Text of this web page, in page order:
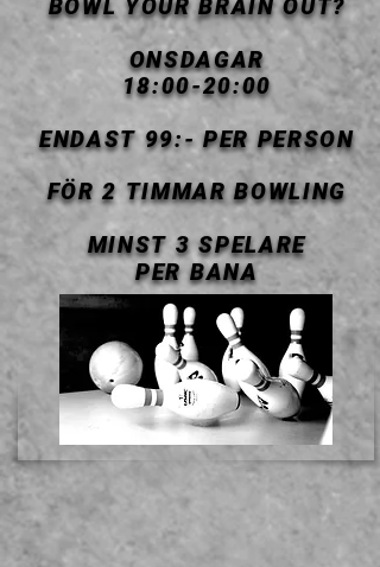
BOWL YOUR BRAIN OUT?
ONSDAGAR
18:00-20:00
ENDAST 99:- PER PERSON
FÖR 2 TIMMAR BOWLING
MINST 3 SPELARE
PER BANA
BOWL YOUR BRAIN OUT?
ONSDAGAR
18:00-20:00
ENDAST 99:- PER PERSON
FÖR 2 TIMMAR BOWLING
MINST 3 SPELARE
PER BANA